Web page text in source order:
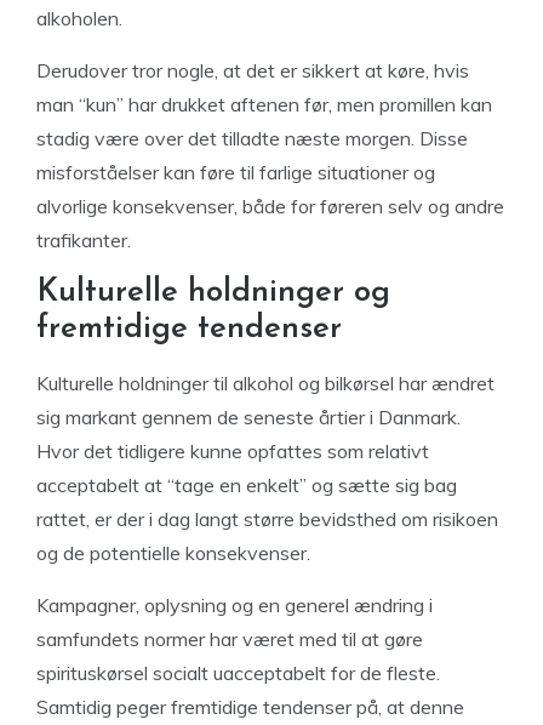
alkoholen.
Derudover tror nogle, at det er sikkert at køre, hvis
man “kun” har drukket aftenen før, men promillen kan
stadig være over det tilladte næste morgen. Disse
misforståelser kan føre til farlige situationer og
alvorlige konsekvenser, både for føreren selv og andre
trafikanter.
Kulturelle holdninger og
fremtidige tendenser
Kulturelle holdninger til alkohol og bilkørsel har ændret
sig markant gennem de seneste årtier i Danmark.
Hvor det tidligere kunne opfattes som relativt
acceptabelt at “tage en enkelt” og sætte sig bag
rattet, er der i dag langt større bevidsthed om risikoen
og de potentielle konsekvenser.
Kampagner, oplysning og en generel ændring i
samfundets normer har været med til at gøre
spirituskørsel socialt uacceptabelt for de fleste.
Samtidig peger fremtidige tendenser på, at denne